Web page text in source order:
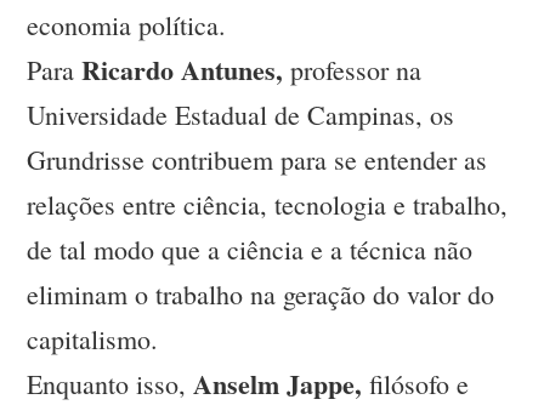
economia política.
ParaRicardo Antunes, professor na
Universidade Estadual de Campinas, os
Grundrisse contribuem para se entender as
relações entre ciência, tecnologia e trabalho,
de tal modo que a ciência e a técnica não
eliminam o trabalho na geração do valor do
capitalismo.
Enquanto isso,Anselm Jappe, filósofo e